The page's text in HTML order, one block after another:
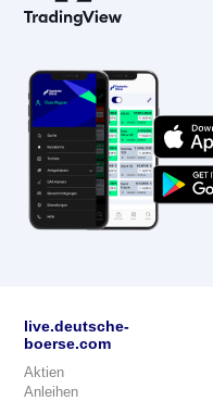
live.deutsche-
boerse.com
Aktien
Anleihen